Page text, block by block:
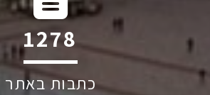
2004
כתבות באתר